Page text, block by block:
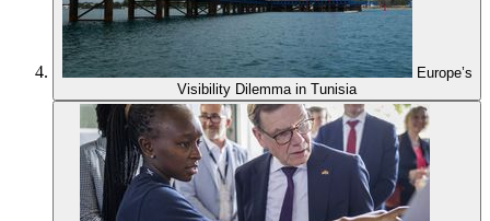
Europe’s
Visibility Dilemma in Tunisia